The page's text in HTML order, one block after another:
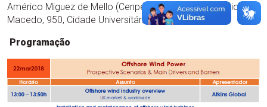
Américo Miguez de Mello (Cenpes), na Avenida Horácio
Macedo, 950, Cidade Universitária.
Programação